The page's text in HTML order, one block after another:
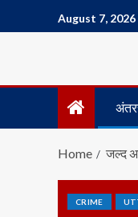
August 7, 2026
Home जल्द
CRIME